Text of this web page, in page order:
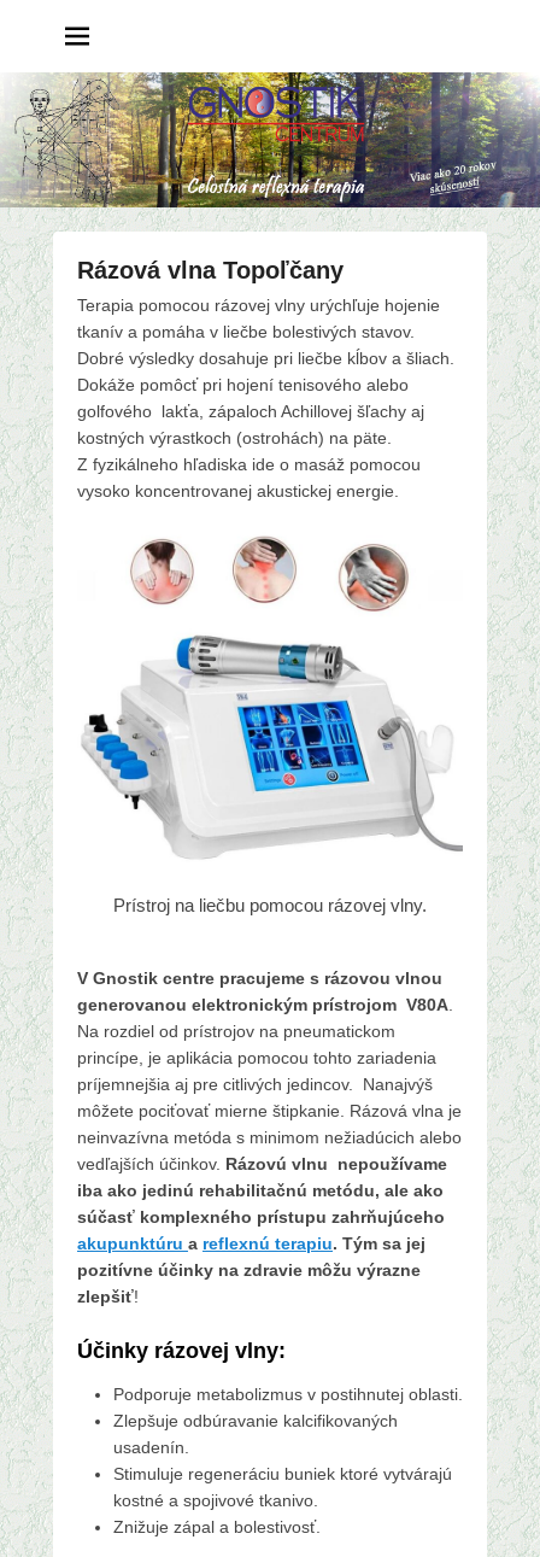
Rázová vlna Topoľčany
P
o
s
t
e
d
o
n
m
b
y
d
Terapia pomocou rázovej vlny urýchľuje hojenie
tkanív a pomáha v liečbe bolestivých stavov.
Dobré výsledky dosahuje pri liečbe kĺbov a šliach.
Dokáže pomôcť pri hojení tenisového alebo
golfového lakťa, zápaloch Achillovej šľachy aj
kostných výrastkoch (ostrohách) na päte.
Z fyzikálneho hľadiska ide o masáž pomocou
vysoko koncentrovanej akustickej energie.
Prístroj na liečbu pomocou rázovej vlny.
V Gnostik centre pracujeme s rázovou vlnou
generovanou elektronickým prístrojom V80A
Na rozdiel od prístrojov na pneumatickom
princípe, je aplikácia pomocou tohto zariadenia
príjemnejšia aj pre citlivých jedincov. Nanajvýš
môžete pociťovať mierne štipkanie. Rázová vlna je
neinvazívna metóda s minimom nežiadúcich alebo
vedľajších účinkov. Rázovú vlnu nepoužívame
iba ako jedinú rehabilitačnú metódu, ale ako
súčasť komplexného prístupu zahrňujúceho
akupunktúru a reflexnú terapiu. Tým sa jej
pozitívne účinky na zdravie môžu výrazne
zlepšiť!
Účinky rázovej vlny:
Podporuje metabolizmus v postihnutej oblasti.
Zlepšuje odbúravanie kalcifikovaných
usadenín.
Stimuluje regeneráciu buniek ktoré vytvárajú
kostné a spojivové tkanivo.
Znižuje zápal a bolestivosť.